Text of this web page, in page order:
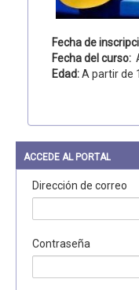
Fecha de
Fecha del curso:
Edad:A partir de
ACCEDE AL PORTAL
Dirección de correo
Contraseña